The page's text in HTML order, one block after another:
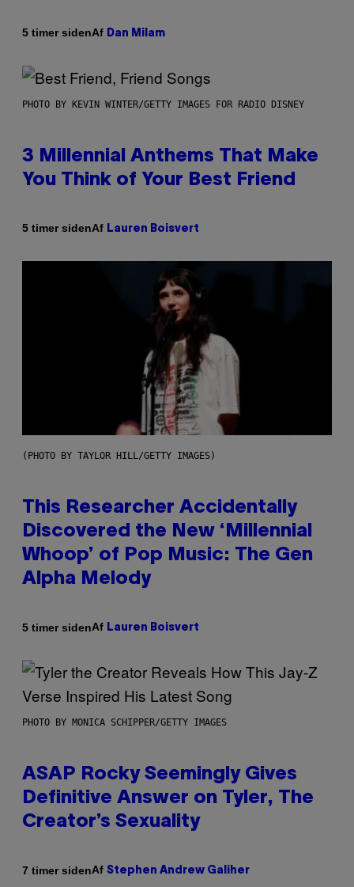
5 timer sidenAf Dan Milam
PHOTO BY KEVIN WINTER/GETTY IMAGES FOR RADIO DISNEY
3 Millennial Anthems That Make
You Think of Your Best Friend
5 timer sidenAf Lauren Boisvert
(PHOTO BY TAYLOR HILL/GETTY IMAGES)
This Researcher Accidentally
Discovered the New ‘Millennial
Whoop’ of Pop Music: The Gen
Alpha Melody
5 timer sidenAf Lauren Boisvert
PHOTO BY MONICA SCHIPPER/GETTY IMAGES
ASAP Rocky Seemingly Gives
Definitive Answer on Tyler, The
Creator’s Sexuality
7 timer sidenAf Stephen Andrew Galiher